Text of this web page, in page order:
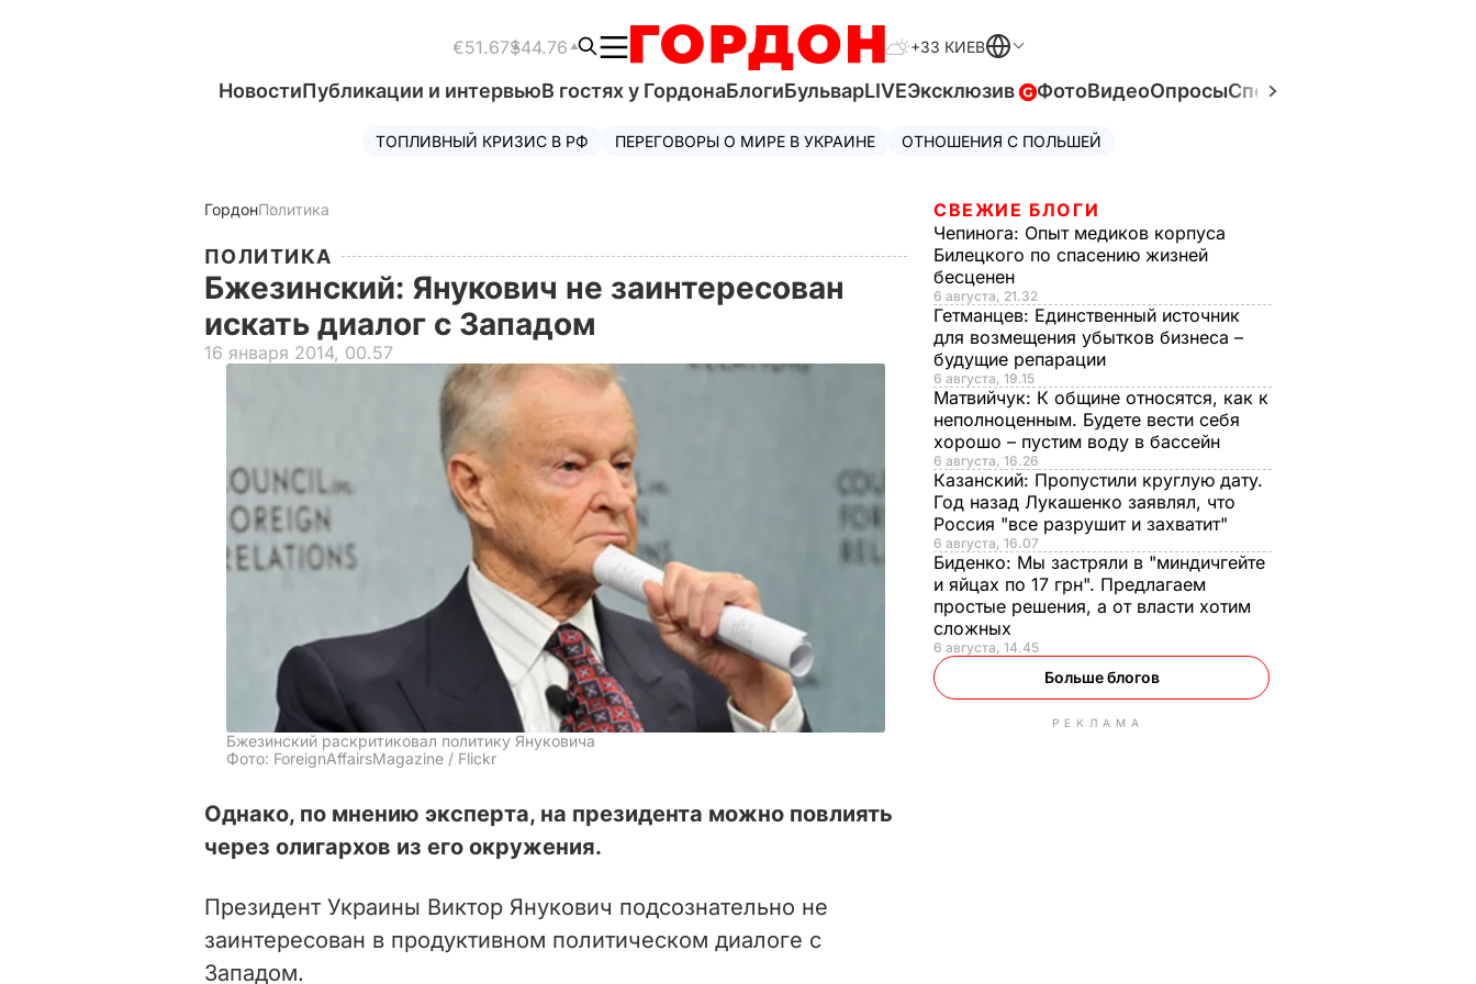
€51.67$44.76 +33 КИЕВ
НовостиПубликации и интервьюВ гостях у ГордонаБлогиБульварLIVEЭксклюзив ФотоВидеоОпросыСпецпроекты
ТОПЛИВНЫЙ КРИЗИС В РФ ПЕРЕГОВОРЫ О МИРЕ В УКРАИНЕ ОТНОШЕНИЯ С ПОЛЬШЕЙ
ГордонПолитика
ПОЛИТИКА
Бжезинский: Янукович не заинтересован
искать диалог с Западом
16 января 2014, 00.57
Бжезинский раскритиковал политику Януковича
Фото: ForeignAffairsMagazine / Flickr
Однако, по мнению эксперта, на президента можно повлиять
через олигархов из его окружения.
Президент Украины Виктор Янукович подсознательно не
заинтересован в продуктивном политическом диалоге с
Западом.
СВЕЖИЕ БЛОГИ
Чепинога: Опыт медиков корпуса
Билецкого по спасению жизней
бесценен
6 августа, 21.32
Гетманцев: Единственный источник
для возмещения убытков бизнеса –
будущие репарации
6 августа, 19.15
Матвийчук: К общине относятся, как к
неполноценным. Будете вести себя
хорошо – пустим воду в бассейн
6 августа, 16.26
Казанский: Пропустили круглую дату.
Год назад Лукашенко заявлял, что
Россия "все разрушит и захватит"
6 августа, 16.07
Биденко: Мы застряли в "миндичгейте
и яйцах по 17 грн". Предлагаем
простые решения, а от власти хотим
сложных
6 августа, 14.45
Больше блогов
РЕКЛАМА